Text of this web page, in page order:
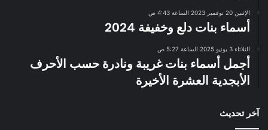
الإثنين 20 نوفمبر 2023 الساعة 4:43 ص
أسماء بنات دلع وخفيفة 2024
الثلاثاء 3 يونيو 2025 الساعة 5:27 ص
أجمل أسماء بنات غريبة ونادرة حسب الأحرف
الأبجدية العشرة الأخيرة
آخر تحديث